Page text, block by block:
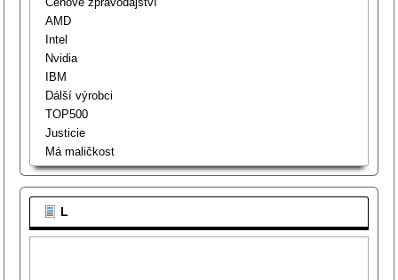
AMD
Intel
Nvidia
IBM
Dálší výrobci
TOP500
Justicie
Má maličkost
L